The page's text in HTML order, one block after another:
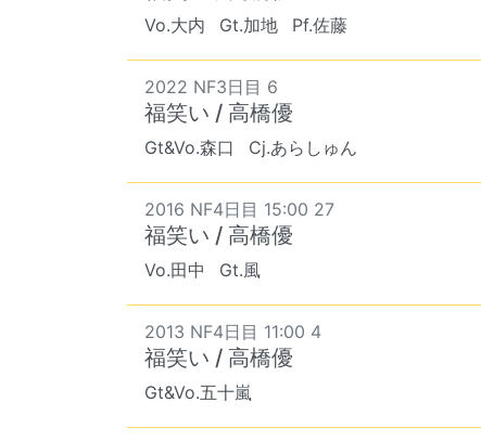
Vo.大内 Gt.加地 Pf.佐藤
2022 NF3日目 6
福笑い / 高橋優
Gt&Vo.森口 Cj.あらしゅん
2016 NF4日目 15:00 27
福笑い / 高橋優
Vo.田中 Gt.風
2013 NF4日目 11:00 4
福笑い / 高橋優
Gt&Vo.五十嵐